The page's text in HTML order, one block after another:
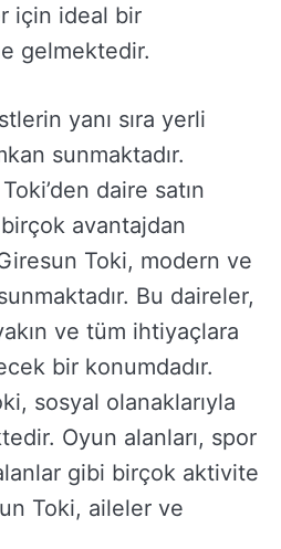
için ideal bir
gelmektedir.
yanı sıra yerli
sunmaktadır.
daire satın
avantajdan
Toki, modern ve
Bu daireler,
ve tüm ihtiyaçlara
bir konumdadır.
sosyal olanaklarıyla
Oyun alanları, spor
gibi birçok aktivite
Toki, aileler ve